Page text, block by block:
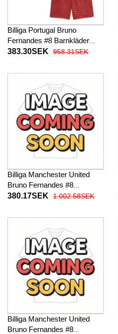
Billiga Portugal Bruno
Fernandes #8 Barnkläder
Hemma fotbollskläder till
Korta byxor)
383.30SEK 958.31SEK
Billiga Manchester United
Bruno Fernandes #8
Barnkläder Hemma
27 Kortärmad (+ Korta byxor)
380.17SEK 1 002.58SEK
Billiga Manchester United
Bruno Fernandes #8